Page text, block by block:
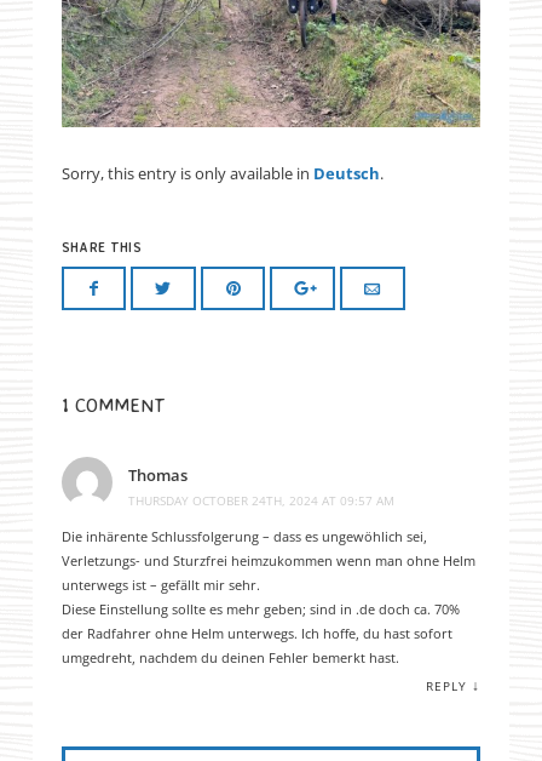
Sorry, this entry is only available in Deutsch.
SHARE THIS
1 COMMENT
Thomas
THURSDAY OCTOBER 24TH, 2024 AT 09:57 AM
Die inhärente Schlussfolgerung – dass es ungewöhlich sei,
Verletzungs- und Sturzfrei heimzukommen wenn man ohne Helm
unterwegs ist – gefällt mir sehr.
Diese Einstellung sollte es mehr geben; sind in .de doch ca. 70%
der Radfahrer ohne Helm unterwegs. Ich hoffe, du hast sofort
umgedreht, nachdem du deinen Fehler bemerkt hast.
REPLY ↓